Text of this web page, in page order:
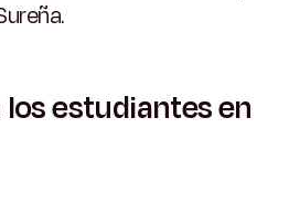
estudiantes en